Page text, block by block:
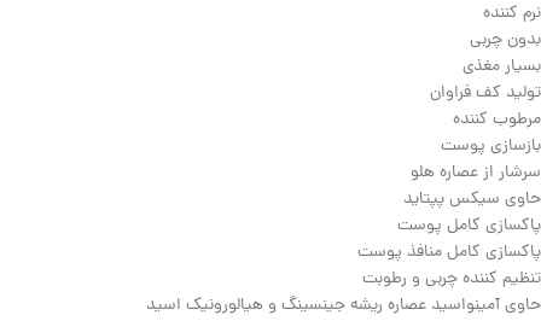
نرم کننده
بدون چربی
بسیار مغذی
تولید کف فراوان
مرطوب کننده
بازسازی پوست
سرشار از عصاره هلو
حاوی سیکس پپتاید
پاکسازی کامل پوست
پاکسازی کامل منافذ پوست
تنظیم کننده چربی و رطوبت
حاوی آمینواسید عصاره ریشه جینسینگ و هیالورونیک اسید